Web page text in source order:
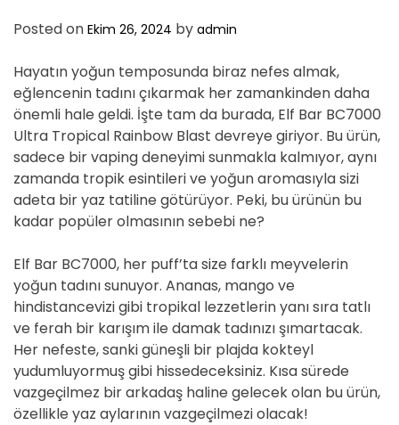
Posted on Ekim 26, 2024 by admin
Hayatın yoğun temposunda biraz nefes almak,
eğlencenin tadını çıkarmak her zamankinden daha
önemli hale geldi. İşte tam da burada, Elf Bar BC7000
Ultra Tropical Rainbow Blast devreye giriyor. Bu ürün,
sadece bir vaping deneyimi sunmakla kalmıyor, aynı
zamanda tropik esintileri ve yoğun aromasıyla sizi
adeta bir yaz tatiline götürüyor. Peki, bu ürünün bu
kadar popüler olmasının sebebi ne?
Elf Bar BC7000, her puff’ta size farklı meyvelerin
yoğun tadını sunuyor. Ananas, mango ve
hindistancevizi gibi tropikal lezzetlerin yanı sıra tatlı
ve ferah bir karışım ile damak tadınızı şımartacak.
Her nefeste, sanki güneşli bir plajda kokteyl
yudumluyormuş gibi hissedeceksiniz. Kısa sürede
vazgeçilmez bir arkadaş haline gelecek olan bu ürün,
özellikle yaz aylarının vazgeçilmezi olacak!